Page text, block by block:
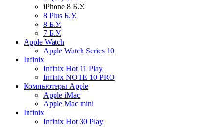
iPhone 8 Б.У.
8 Plus Б.У.
8 Б.У.
7 Б.У.
Apple Watch
Apple Watch Series 10
Infinix
Infinix Hot 11 Play
Infinix NOTE 10 PRO
Компьютеры Apple
Apple iMac
Apple Mac mini
Infinix
Infinix Hot 30 Play